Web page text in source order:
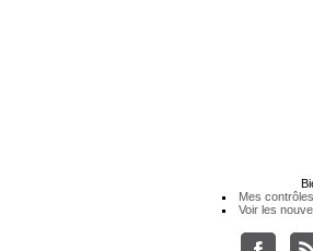
Mes contrôles
Voir les